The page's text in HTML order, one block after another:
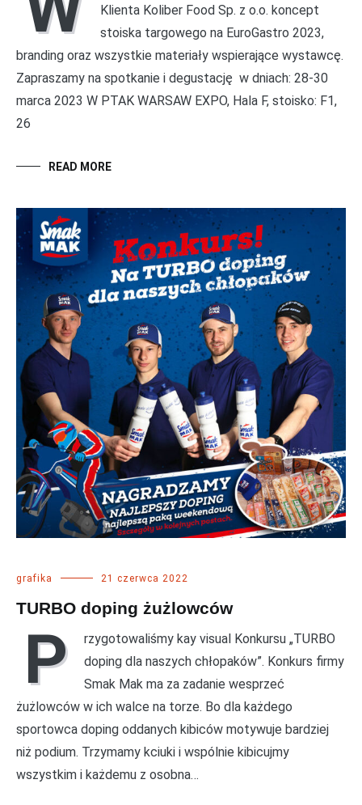
Klienta Koliber Food Sp. z o.o. koncept
stoiska targowego na EuroGastro 2023,
branding oraz wszystkie materiały wspierające wystawcę.
Zapraszamy na spotkanie i degustację w dniach: 28-30
marca 2023 W PTAK WARSAW EXPO, Hala F, stoisko: F1,
26
READ MORE
grafika 21 czerwca 2022
TURBO doping żużlowców
P
rzygotowaliśmy kay visual Konkursu „TURBO
doping dla naszych chłopaków”. Konkurs firmy
Smak Mak ma za zadanie wesprzeć
żużlowców w ich walce na torze. Bo dla każdego
sportowca doping oddanych kibiców motywuje bardziej
niż podium. Trzymamy kciuki i wspólnie kibicujmy
wszystkim i każdemu z osobna…